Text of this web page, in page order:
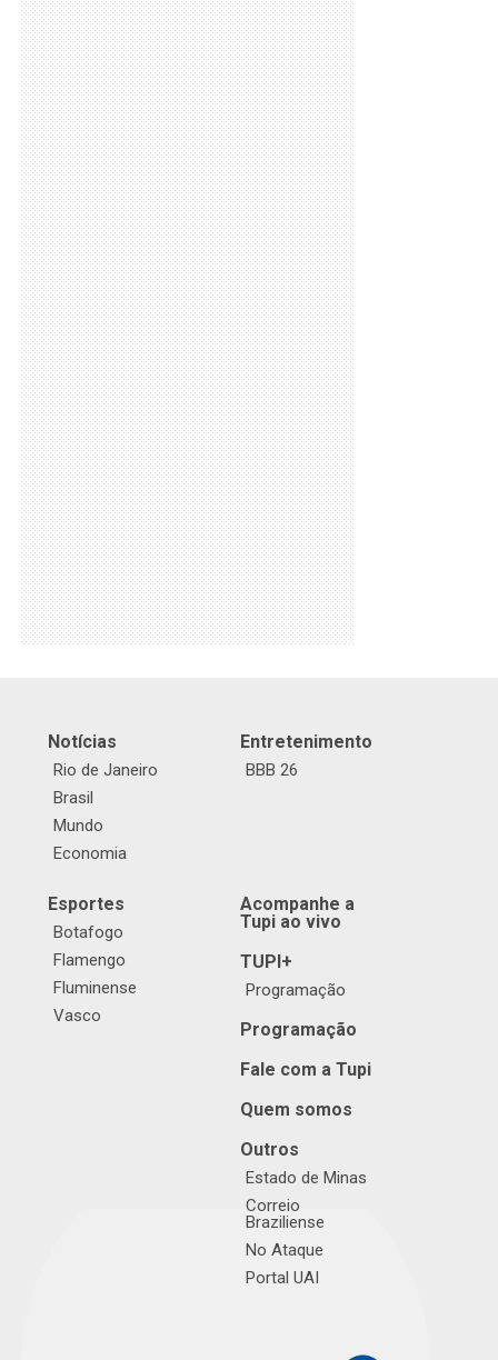
Notícias
Rio de Janeiro
Brasil
Mundo
Economia
Entretenimento
BBB 26
Esportes
Botafogo
Flamengo
Fluminense
Vasco
Acompanhe a
Tupi ao vivo
TUPI+
Programação
Programação
Fale com a Tupi
Quem somos
Outros
Estado de Minas
Correio
Braziliense
No Ataque
Portal UAI